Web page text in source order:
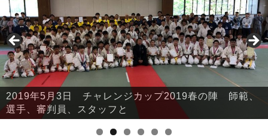
2019年5月3日 チャレンジカップ2019春の陣 師範、
選手、審判員、スタッフと
2019年5月3日 チャレンジカップ2019春の陣 本部・
鈴川